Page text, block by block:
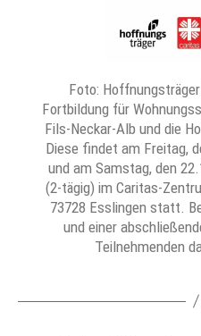
Foto:
Fortbildung für
Fils-Neckar-Alb und die
Diese findet am Freitag,
und am Samstag, den
(2-tägig) im Caritas-
73728 Esslingen statt.
und einer
Teilnehmenden